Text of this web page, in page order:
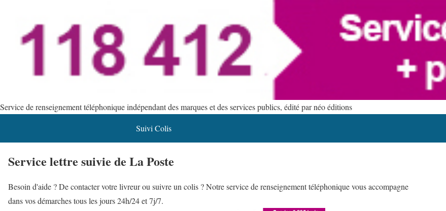
Service de renseignement téléphonique indépendant des marques et des services publics, édité par néo éditions
Suivi Colis
Service lettre suivie de La Poste
Besoin d'aide ? De contacter votre livreur ou suivre un colis ? Notre service de renseignement téléphonique vous accompagne
dans vos démarches tous les jours 24h/24 et 7j/7.